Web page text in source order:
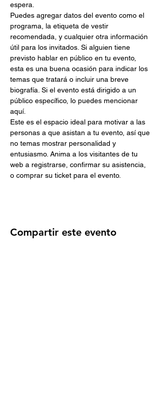
espera.
Puedes agregar datos del evento como el
programa, la etiqueta de vestir
recomendada, y cualquier otra información
útil para los invitados. Si alguien tiene
previsto hablar en público en tu evento,
esta es una buena ocasión para indicar los
temas que tratará o incluir una breve
biografía. Si el evento está dirigido a un
público específico, lo puedes mencionar
aquí.
Este es el espacio ideal para motivar a las
personas a que asistan a tu evento, así que
no temas mostrar personalidad y
entusiasmo. Anima a los visitantes de tu
web a registrarse, confirmar su asistencia,
o comprar su ticket para el evento.
Compartir este evento